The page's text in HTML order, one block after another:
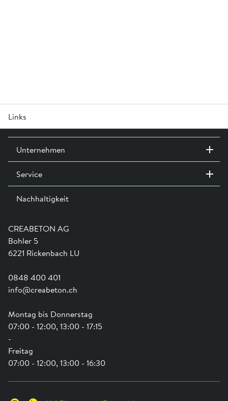
Links
Leistungserklärung »
CREABETON AG
Bohler 5
6221 Rickenbach LU
0848 400 401
info@creabeton.ch
Montag bis Donnerstag
07:00 - 12:00, 13:00 - 17:15
-
Freitag
07:00 - 12:00, 13:00 - 16:30
Unternehmen
Kontakt / Standorte
Ausstellungen
Team
Ausbildung
Service
Dienstleistungen
Shop Hilfe
Anwendungsunterstützung
Newsletter
Nachhaltigkeit
Engagement
Swissness
Schwammstadt